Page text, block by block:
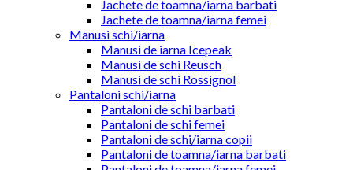
Jachete de toamna/iarna barbati
Jachete de toamna/iarna femei
Manusi schi/iarna
Manusi de iarna Icepeak
Manusi de schi Reusch
Manusi de schi Rossignol
Pantaloni schi/iarna
Pantaloni de schi barbati
Pantaloni de schi femei
Pantaloni de schi/iarna copii
Pantaloni de toamna/iarna barbati